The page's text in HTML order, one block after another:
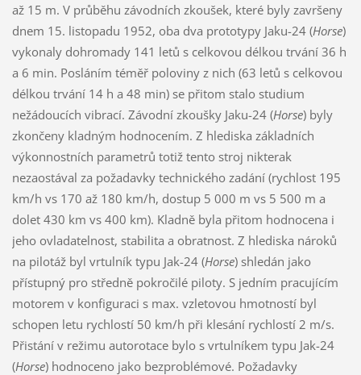
až 15 m. V průběhu závodních zkoušek, které byly završeny
dnem 15. listopadu 1952, oba dva prototypy Jaku-24 (Horse)
vykonaly dohromady 141 letů s celkovou délkou trvání 36 h
a 6 min. Posláním téměř poloviny z nich (63 letů s celkovou
délkou trvání 14 h a 48 min) se přitom stalo studium
nežádoucích vibrací. Závodní zkoušky Jaku-24 (Horse) byly
zkončeny kladným hodnocením. Z hlediska základních
výkonnostních parametrů totiž tento stroj nikterak
nezaostával za požadavky technického zadání (rychlost 195
km/h vs 170 až 180 km/h, dostup 5 000 m vs 5 500 m a
dolet 430 km vs 400 km). Kladně byla přitom hodnocena i
jeho ovladatelnost, stabilita a obratnost. Z hlediska nároků
na pilotáž byl vrtulník typu Jak-24 (Horse) shledán jako
přístupný pro středně pokročilé piloty. S jedním pracujícím
motorem v konfiguraci s max. vzletovou hmotností byl
schopen letu rychlostí 50 km/h při klesání rychlostí 2 m/s.
Přistání v režimu autorotace bylo s vrtulníkem typu Jak-24
(Horse) hodnoceno jako bezproblémové. Požadavky